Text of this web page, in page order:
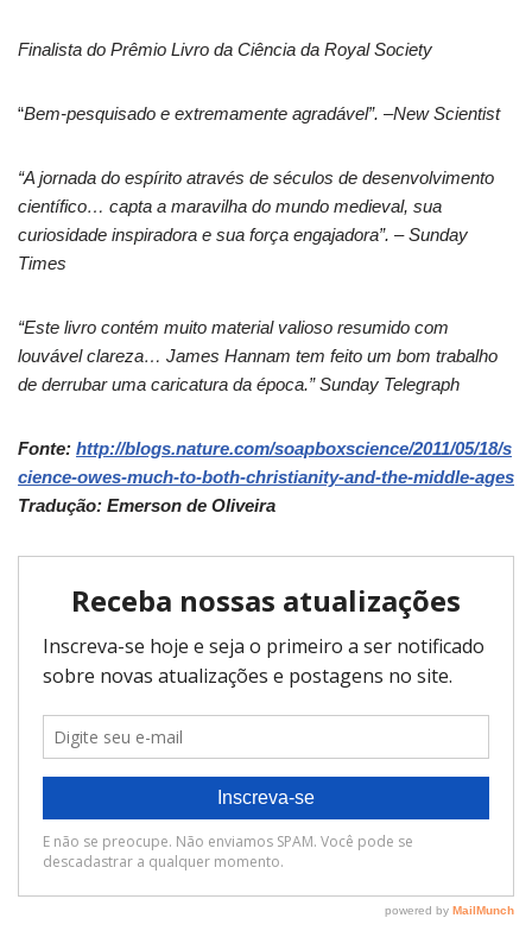
Finalista do Prêmio Livro da Ciência da Royal Society
“Bem-pesquisado e extremamente agradável”. –New Scientist
“A jornada do espírito através de séculos de desenvolvimento
científico… capta a maravilha do mundo medieval, sua
curiosidade inspiradora e sua força engajadora”. – Sunday
Times
“Este livro contém muito material valioso resumido com
louvável clareza… James Hannam tem feito um bom trabalho
de derrubar uma caricatura da época.” Sunday Telegraph
Fonte: http://blogs.nature.com/soapboxscience/2011/05/18/s
cience-owes-much-to-both-christianity-and-the-middle-ages
Tradução: Emerson de Oliveira